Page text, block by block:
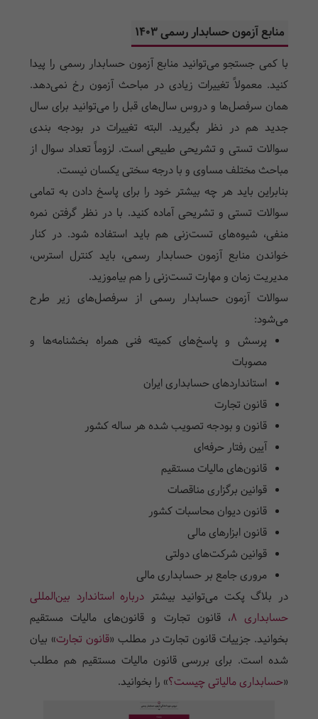
منابع آزمون حسابدار رسمی 1403
با کمی جستجو می‌توانید منابع آزمون حسابدار رسمی را پیدا
کنید. معمولاً تغییرات زیادی در مباحث آزمون رخ نمی‌دهد.
همان سرفصل‌ها و دروس سال‌های قبل را می‌توانید برای سال
جدید هم در نظر بگیرید. البته تغییرات در بودجه بندی
سوالات تستی و تشریحی طبیعی است. لزوماً تعداد سوال از
مباحث مختلف مساوی و با درجه سختی یکسان نیست.
بنابراین باید هر چه بیشتر خود را برای پاسخ دادن به تمامی
سوالات تستی و تشریحی آماده کنید. با در نظر گرفتن نمره
منفی، شیوه‌های تست‌زنی هم باید استفاده شود. در کنار
خواندن منابع آزمون حسابدار رسمی، باید کنترل استرس،
مدیریت زمان و مهارت تست‌زنی را هم بیاموزید.
سوالات آزمون حسابدار رسمی از سرفصل‌های زیر طرح
می‌شود:
پرسش و پاسخ‌های کمیته فنی همراه بخشنامه‌ها و
مصوبات
استانداردهای حسابداری ایران
قانون تجارت
قانون و بودجه تصویب شده هر ساله کشور
آیین رفتار حرفه‌ای
قانون‌های مالیات مستقیم
قوانین برگزاری مناقصات
قانون دیوان محاسبات کشور
قانون ابزارهای مالی
قوانین شرکت‌های دولتی
مروری جامع بر حسابداری مالی
در بلاگ پکت می‌توانید بیشتر درباره استاندارد بین­‌المللی
حسابداری 8
، قانون تجارت و قانون‌های مالیات مستقیم
بخوانید. جزییات قانون تجارت در مطلب «قانون تجارت» بیان
شده است. برای بررسی قانون مالیات مستقیم هم مطلب
«حسابداری مالیاتی چیست؟» را بخوانید.